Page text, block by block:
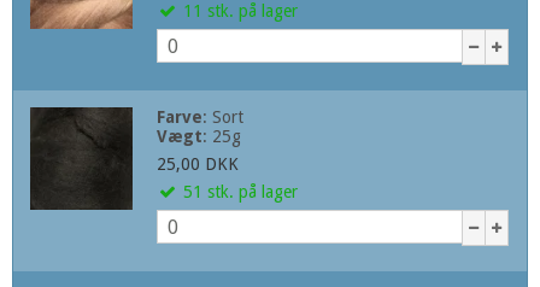
11 stk. på lager
Farve: Sort
Vægt: 25g
25,00 DKK
51 stk. på lager